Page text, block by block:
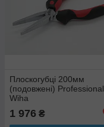
Плоскогубці 200мм
(подовжені) Professional
Wiha
1 976 ₴